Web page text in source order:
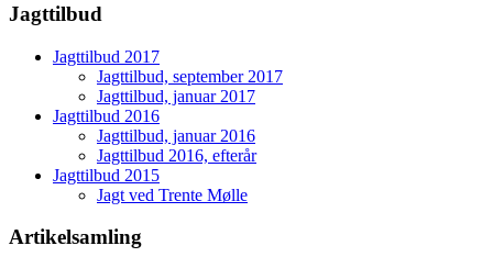
Jagttilbud
Jagttilbud 2017
Jagttilbud, september 2017
Jagttilbud, januar 2017
Jagttilbud 2016
Jagttilbud, januar 2016
Jagttilbud 2016, efterår
Jagttilbud 2015
Jagt ved Trente Mølle
Artikelsamling